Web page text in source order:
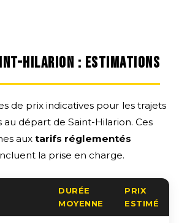
HILARION : ESTIMATIONS
de prix indicatives pour les trajets
au départ de Saint-Hilarion. Ces
aux tarifs réglementés
la prise en charge.
DURÉE
MOYENNE
PRIX
ESTIMÉ